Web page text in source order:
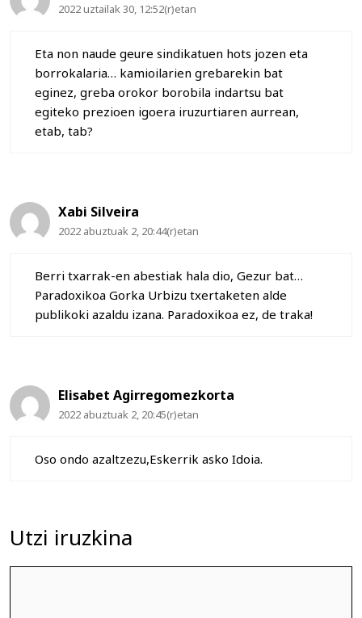
2022 uztailak 30, 12:52(r)etan
Eta non naude geure sindikatuen hots jozen eta
borrokalaria… kamioilarien grebarekin bat
eginez, greba orokor borobila indartsu bat
egiteko prezioen igoera iruzurtiaren aurrean,
etab, tab?
Xabi Silveira
2022 abuztuak 2, 20:44(r)etan
Berri txarrak-en abestiak hala dio, Gezur bat…
Paradoxikoa Gorka Urbizu txertaketen alde
publikoki azaldu izana. Paradoxikoa ez, de traka!
Elisabet Agirregomezkorta
2022 abuztuak 2, 20:45(r)etan
Oso ondo azaltzezu,Eskerrik asko Idoia.
Utzi iruzkina